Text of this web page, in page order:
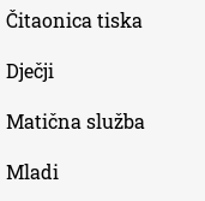
Čitaonica tiska
Dječji
Matična služba
Mladi